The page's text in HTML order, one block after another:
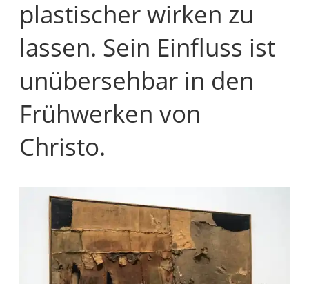
plastischer wirken zu
lassen. Sein Einfluss ist
unübersehbar in den
Frühwerken von
Christo.